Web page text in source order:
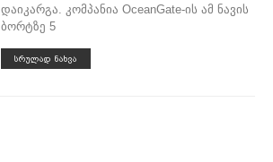
დაიკარგა. კომპანია OceanGate-ის ამ ნავის
ბორტზე 5
ᲡᲠᲣᲚᲐᲓ ᲜᲐᲮᲕᲐ